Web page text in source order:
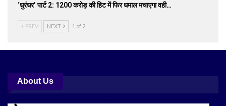
‘धुरंधर’ पार्ट 2: 1200 करोड़ की हिट में फिर धमाल मचाएगा वही…
PREV NEXT 1 of 2
About Us